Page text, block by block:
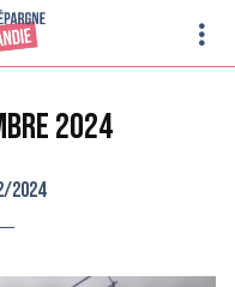
2024
2024